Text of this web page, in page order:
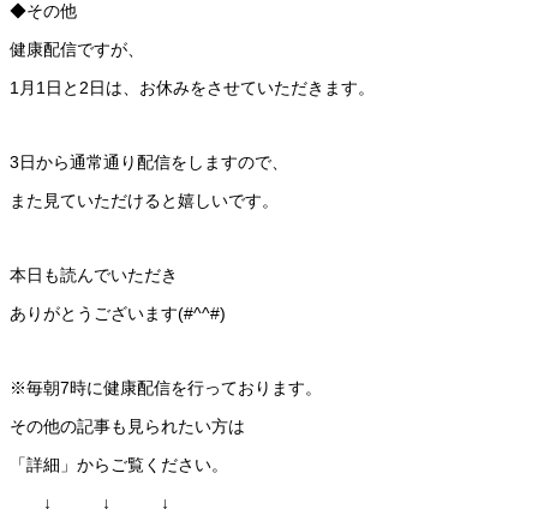
◆その他
健康配信ですが、
1月1日と2日は、お休みをさせていただきます。
3日から通常通り配信をしますので、
また見ていただけると嬉しいです。
本日も読んでいただき
ありがとうございます(#^^#)
※毎朝7時に健康配信を行っております。
その他の記事も見られたい方は
「詳細」からご覧ください。
↓ ↓ ↓